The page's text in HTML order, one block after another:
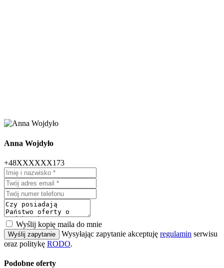
Anna Wojdyło
+48XXXXXX173
Wyślij kopię maila do mnie
Wyślij zapytanie Wysyłając zapytanie akceptuję regulamin serwisu
oraz politykę RODO.
Podobne oferty